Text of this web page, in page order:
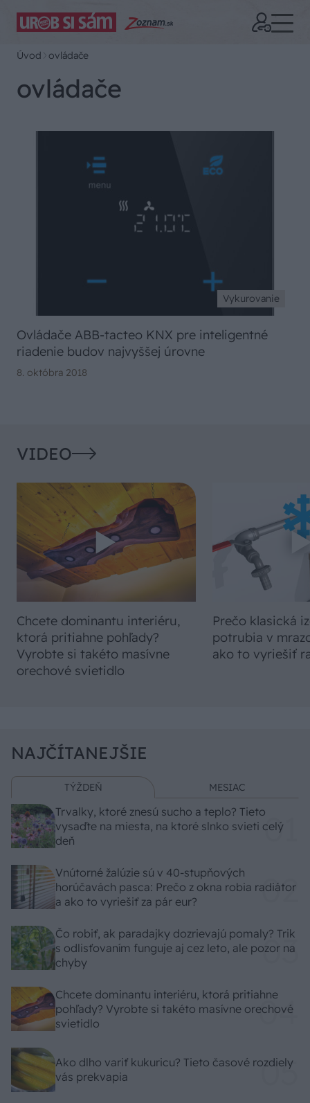
Úvod ovládače
ovládače
Vykurovanie
Ovládače ABB-tacteo KNX pre inteligentné
riadenie budov najvyššej úrovne
8. októbra 2018
VIDEO
Chcete dominantu interiéru,
ktorá pritiahne pohľady?
Vyrobte si takéto masívne
orechové svietidlo
Prečo klasická
potrubia v
ako to vyriešiť
NAJČÍTANEJŠIE
TÝŽDEŇ MESIAC
Trvalky, ktoré znesú sucho a teplo? Tieto
vysaďte na miesta, na ktoré slnko svieti celý
deň
Vnútorné žalúzie sú v 40-stupňových
horúčavách pasca: Prečo z okna robia radiátor
a ako to vyriešiť za pár eur?
Čo robiť, ak paradajky dozrievajú pomaly? Trik
s odlisťovaním funguje aj cez leto, ale pozor na
chyby
Chcete dominantu interiéru, ktorá pritiahne
pohľady? Vyrobte si takéto masívne orechové
svietidlo
Ako dlho variť kukuricu? Tieto časové rozdiely
vás prekvapia